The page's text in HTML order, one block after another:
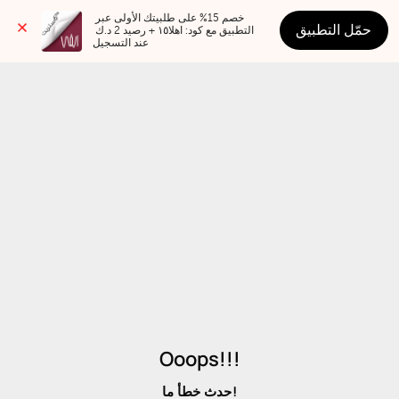
عند التسجيل
حمّل التطبيق
Ooops!!!
حدث خطأ ما!